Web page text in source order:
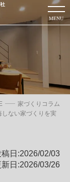
MENU
家づくりコラム
ない家づくりを実
稿日:2026/02/03
新日:2026/03/26